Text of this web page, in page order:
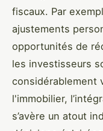
fiscaux. Par
ajustements
opportunités de
les investisseurs
considérablement
l'immobilier,
s’avère un atout